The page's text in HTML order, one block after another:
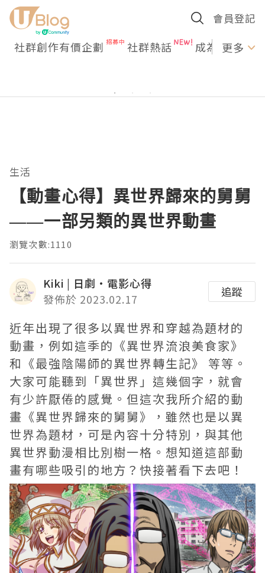
會員登記
社群創作有價企劃 社群熱話 成為U更多
生活
【動畫心得】異世界歸來的舅舅
——一部另類的異世界動畫
瀏覽次數:1110
Kiki | 日劇•電影心得
發佈於 2023.02.17
追蹤
近年出現了很多以異世界和穿越為題材的
動畫，例如這季的《異世界流浪美食家》
和 《最強陰陽師的異世界轉生記》 等等。
大家可能聽到「異世界」這幾個字，就會
有少許厭倦的感覺。但這次我所介紹的動
畫《異世界歸來的舅舅》，雖然也是以異
世界為題材，可是內容十分特別，與其他
異世界動漫相比別樹一格。想知道這部動
畫有哪些吸引的地方？快接著看下去吧！